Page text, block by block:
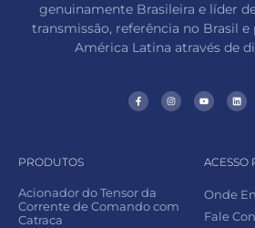
genuinamente Brasileira e líder
transmissão, referência no Brasil
América Latina através de
PRODUTOS
Acionador do Tensor da
Corrente de Comando com
Catraca
ACESSO
Onde
Fale